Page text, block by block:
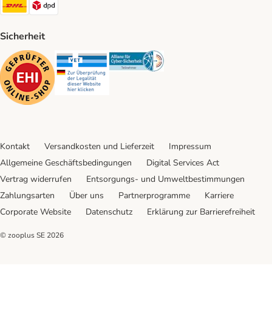
Sicherheit
Security Security Security
Kontakt Versandkosten und Lieferzeit
Impressum
Allgemeine Geschäftsbedingungen
Digital Services Act
Vertrag widerrufen
Entsorgungs- und Umweltbestimmungen
Zahlungsarten
Über uns Partnerprogramme
Karriere
Corporate Website
Datenschutz Erklärung zur Barrierefreiheit
© zooplus SE 2026